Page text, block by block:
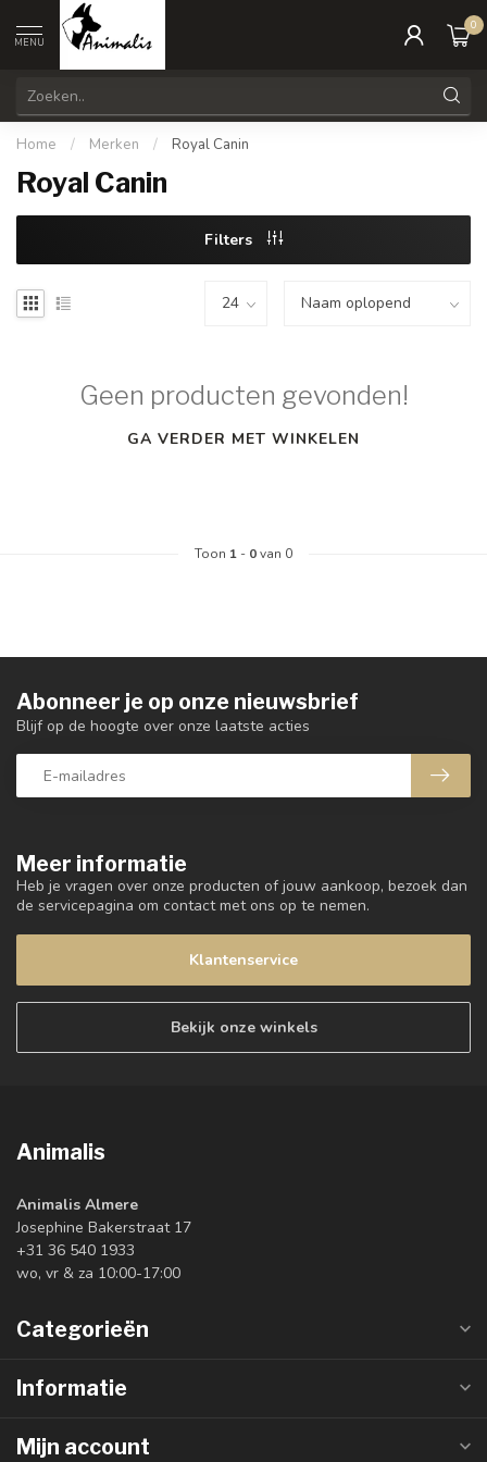
MENU
0
Home / Merken / Royal Canin
Royal Canin
Filters
Geen producten gevonden!
GA VERDER MET WINKELEN
Toon 1 - 0van 0
Meer informatie
Heb je vragen over onze producten of jouw aankoop, bezoek dan
de servicepagina om contact met ons op te nemen.
Klantenservice
Bekijk onze winkels
Abonneer je op onze nieuwsbrief
Blijf op de hoogte over onze laatste acties
Animalis
Animalis Almere
Josephine Bakerstraat 17
+31 36 540 1933
wo, vr & za 10:00-17:00
Categorieën
Informatie
Mijn account